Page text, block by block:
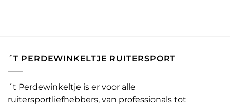
´T PERDEWINKELTJE RUITERSPORT
´t Perdewinkeltje is er voor alle
ruitersportliefhebbers, van professionals tot